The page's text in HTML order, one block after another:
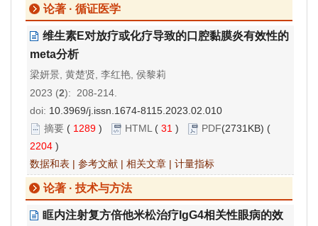
论著 · 循证医学
维生素E对放疗或化疗导致的口腔黏膜炎有效性的
meta分析
梁妍景, 黄楚贤, 李红艳, 侯黎莉
2023 (2): 208-214.
doi: 10.3969/j.issn.1674-8115.2023.02.010
摘要 ( 1289 ) HTML ( 31 ) PDF(2731KB) (
2204 )
数据和表 | 参考文献 | 相关文章 | 计量指标
论著 · 技术与方法
眶内注射复方倍他米松治疗IgG4相关性眼病的效